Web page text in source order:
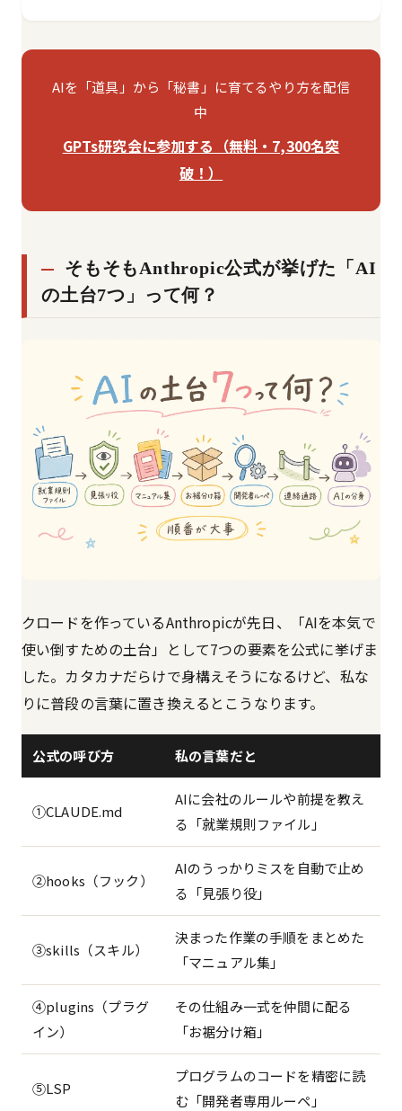
AIを「道具」から「秘書」に育てるやり方を配信
中
GPTs研究会に参加する（無料・7,300名突
破！）
そもそもAnthropic公式が挙げた「AI
の土台7つ」って何？
クロードを作っているAnthropicが先日、「AIを本気で
使い倒すための土台」として7つの要素を公式に挙げま
した。カタカナだらけで身構えそうになるけど、私な
りに普段の言葉に置き換えるとこうなります。
公式の呼び方 私の言葉だと
①CLAUDE.md
AIに会社のルールや前提を教え
る「就業規則ファイル」
②hooks（フック）
AIのうっかりミスを自動で止め
る「見張り役」
③skills（スキル）
決まった作業の手順をまとめた
「マニュアル集」
④plugins（プラグ
イン）
その仕組み一式を仲間に配る
「お裾分け箱」
⑤LSP
プログラムのコードを精密に読
む「開発者専用ルーペ」